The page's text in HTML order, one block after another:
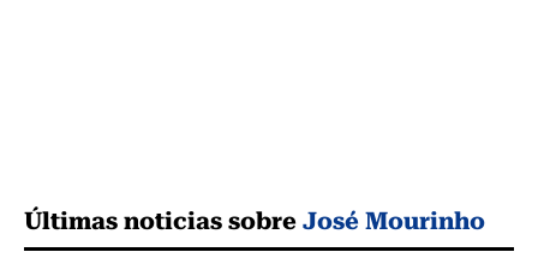
Últimas noticias sobre José Mourinho